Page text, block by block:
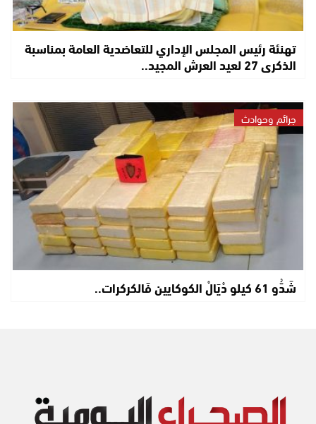
تهنئة رئيس المجلس الإداري للتعاضدية العامة بمناسبة
الذكرى 27 لعيد العرش المجيد..
جرائم وحوادث
شَدُّو 61 كيلو دْيَالْ الكوكايين فَالكركرات..